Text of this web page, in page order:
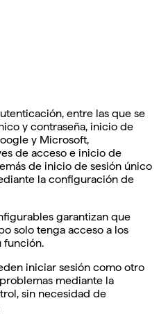
entre las que se
y contraseña, inicio de
y Microsoft,
de acceso e inicio de
de inicio de sesión único
la configuración de
garantizan que
solo tenga acceso a los
función.
iniciar sesión como otro
mediante la
sin necesidad de